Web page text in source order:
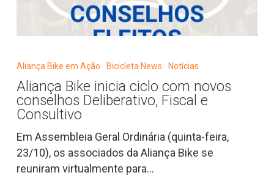
inicia
ciclo
com
novos
conselhos
Deliberativo,
Fiscal
Aliança Bike em Ação Bicicleta News Notícias
Aliança Bike inicia ciclo com novos
conselhos Deliberativo, Fiscal e
Consultivo
Em Assembleia Geral Ordinária (quinta-feira,
23/10), os associados da Aliança Bike se
reuniram virtualmente para…